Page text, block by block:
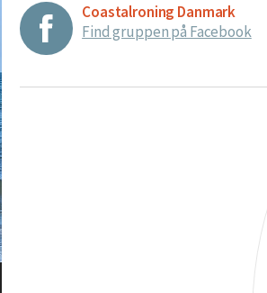
Coastalroning Danmark
Find gruppen på Facebook